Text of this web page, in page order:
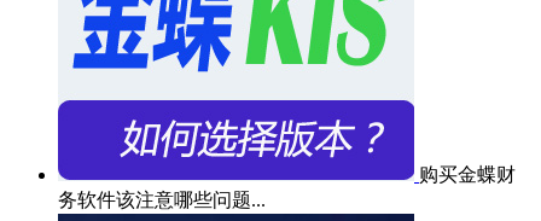
购买金蝶财
务软件该注意哪些问题...